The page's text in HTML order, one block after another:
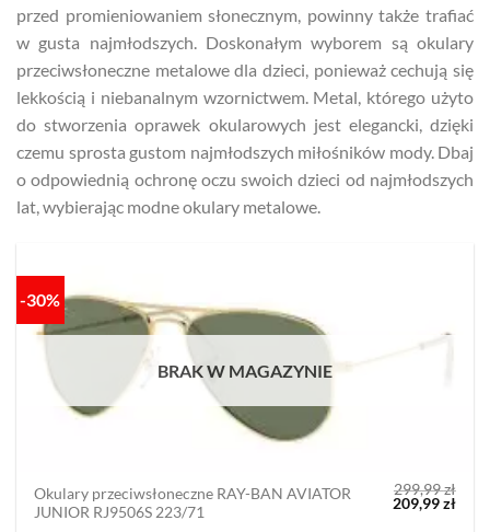
przed promieniowaniem słonecznym, powinny także trafiać
w gusta najmłodszych. Doskonałym wyborem są okulary
przeciwsłoneczne metalowe dla dzieci, ponieważ cechują się
lekkością i niebanalnym wzornictwem. Metal, którego użyto
do stworzenia oprawek okularowych jest elegancki, dzięki
czemu sprosta gustom najmłodszych miłośników mody. Dbaj
o odpowiednią ochronę oczu swoich dzieci od najmłodszych
lat, wybierając modne okulary metalowe.
-30%
BRAK W MAGAZYNIE
Okulary przeciwsłoneczne RAY-BAN AVIATOR
JUNIOR RJ9506S 223/71
299,99zł
Pierwotna
cena
209,99zł